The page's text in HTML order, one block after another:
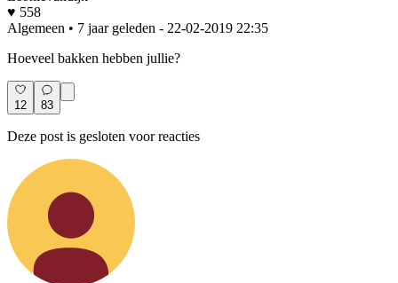
♥ 558
Algemeen • 7 jaar geleden - 22-02-2019 22:35
Hoeveel bakken hebben jullie?
12 83
Deze post is gesloten voor reacties